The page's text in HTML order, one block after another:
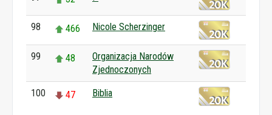
98 466 Nicole Scherzinger
99 48
Organizacja Narodów
Zjednoczonych
100 47 Biblia